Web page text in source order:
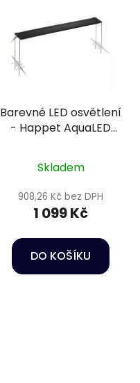
Barevné LED osvětlení
- Happet AquaLED
Skladem
908,26 Kč bez DPH
1 099 Kč
DO KOŠÍKU